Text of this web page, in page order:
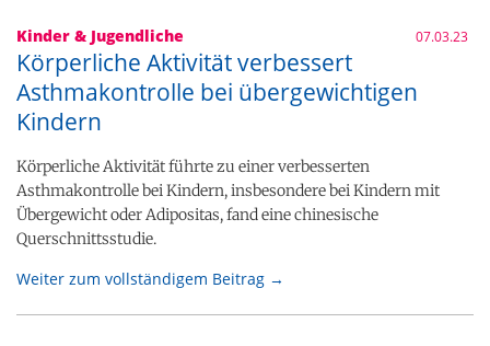
Kinder & Jugendliche 07.03.23
Körperliche Aktivität verbessert
Asthmakontrolle bei übergewichtigen
Kindern
Körperliche Aktivität führte zu einer verbesserten
Asthmakontrolle bei Kindern, insbesondere bei Kindern mit
Übergewicht oder Adipositas, fand eine chinesische
Querschnittsstudie.
Weiter zum vollständigem Beitrag →